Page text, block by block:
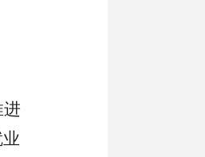
进